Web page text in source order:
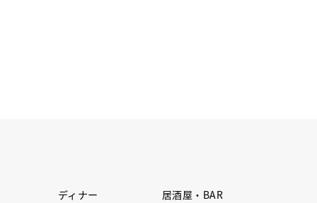
ディナー
居酒屋・BAR